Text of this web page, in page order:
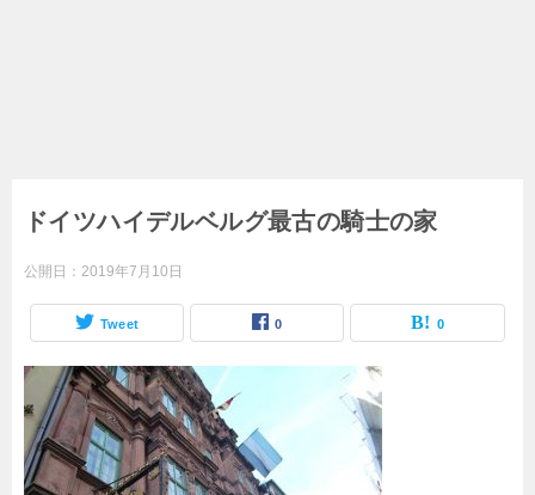
ドイツハイデルベルグ最古の騎士の家
公開日： 2019年7月10日
Tweet 0 0